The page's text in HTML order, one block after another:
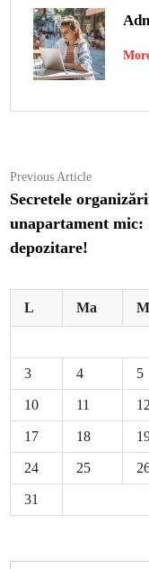
Navigare
în
articole
Previous ArticlePrevious
article:
Secretele
unapartament mic:
depozitare!
L Ma
3 4 5
10 11 12
17 18
24 25
31